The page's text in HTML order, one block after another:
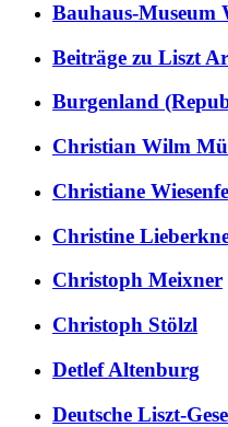
Bauhaus-Museum
Beiträge zu Liszt
Burgenland
Christian Wilm
Christiane
Christine
Christoph Meixner
Christoph Stölzl
Detlef Altenburg
Deutsche Liszt-